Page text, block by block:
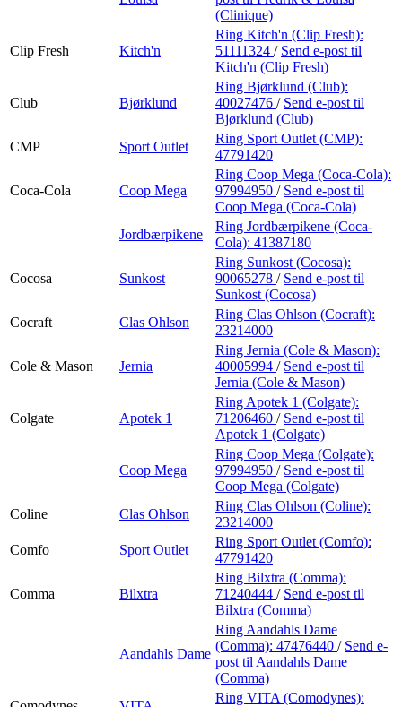
(Clinique)
Clip Fresh Kitch'n
Ring Kitch'n (Clip Fresh):
51111324 / Send e-post til
Kitch'n (Clip Fresh)
Club Bjørklund
Ring Bjørklund (Club):
40027476 / Send e-post til
Bjørklund (Club)
CMP
Sport Outlet
Ring Sport Outlet (CMP):
47791420
Coca-Cola Coop Mega
Ring Coop Mega (Coca-Cola):
97994950 / Send e-post til
Coop Mega (Coca-Cola)
Jordbærpikene
Ring Jordbærpikene (Coca-
Cola): 41387180
Cocosa Sunkost
Ring Sunkost (Cocosa):
90065278 / Send e-post til
Sunkost (Cocosa)
Cocraft
Clas Ohlson
Ring Clas Ohlson (Cocraft):
23214000
Cole & Mason Jernia
Ring Jernia (Cole & Mason):
40005994 / Send e-post til
Jernia (Cole & Mason)
Colgate Apotek 1
Ring Apotek 1 (Colgate):
71206460 / Send e-post til
Apotek 1 (Colgate)
Coop Mega
Ring Coop Mega (Colgate):
97994950 / Send e-post til
Coop Mega (Colgate)
Coline
Clas Ohlson
Ring Clas Ohlson (Coline):
23214000
Comfo
Sport Outlet
Ring Sport Outlet (Comfo):
47791420
Comma Bilxtra
Ring Bilxtra (Comma):
71240444 / Send e-post til
Bilxtra (Comma)
Aandahls Dame
Ring Aandahls Dame
(Comma): 47476440 / Send e-
post til Aandahls Dame
(Comma)
Ring VITA (Comodynes):